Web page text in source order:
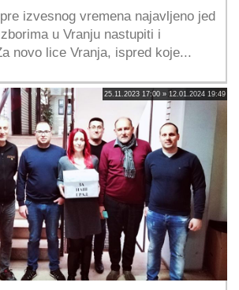
izvesnog vremena najavljeno jed
u Vranju nastupiti i
novo lice Vranja, ispred koje...
25.11.2023 17:00 » 12.01.2024 19:49